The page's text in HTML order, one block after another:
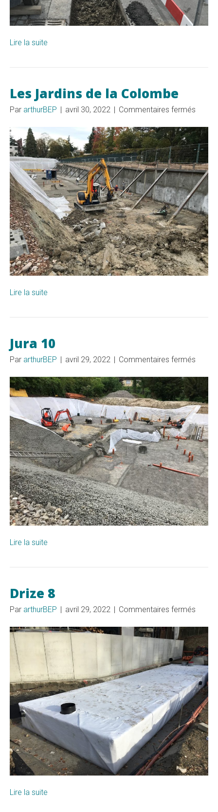
Lire la suite
Les Jardins de la Colombe
Par arthurBEP | avril 30, 2022 | Commentaires fermés
de
la
Lire la suite
Jura 10
Par arthurBEP | avril 29, 2022 | Commentaires fermés
10
Lire la suite
Drize 8
Par arthurBEP | avril 29, 2022 | Commentaires fermés
8
Lire la suite